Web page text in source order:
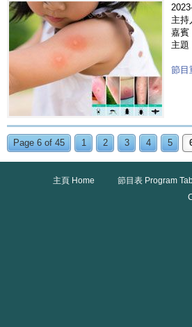
主持
嘉賓
主題
節目
Page 6 of 45 1 2 3 4 5
主頁 Home 節目表 Program